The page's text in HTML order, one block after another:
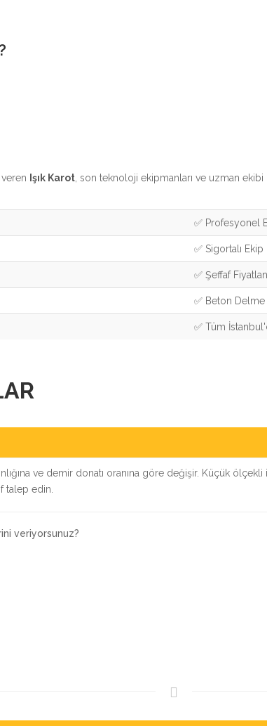
Işık Karot , son teknoloji ekipmanları ve uzman ekibi
✅ Profesyonel
✅ Sigortalı Ekip
✅ Şeffaf
✅ Beton
✅ Tüm
ve demir donatı oranına göre değişir. Küçük
talep edin.
veriyorsunuz?